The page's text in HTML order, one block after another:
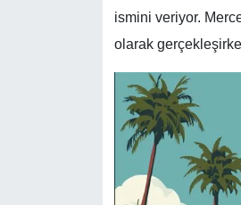
ismini veriyor.
olarak